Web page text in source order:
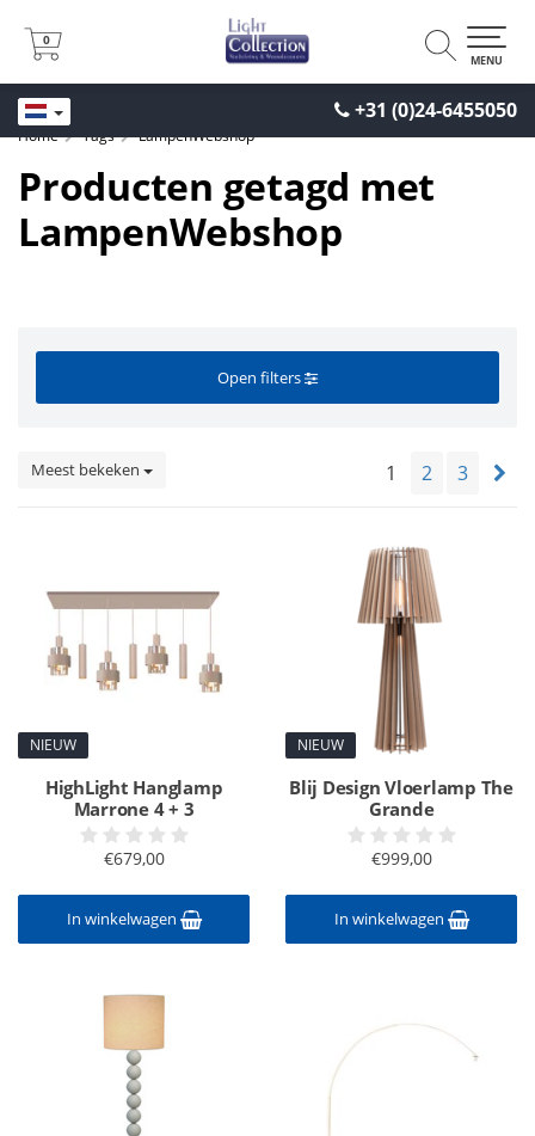
+31 (0)24-6455050
0
0
MENU
Home Tags LampenWebshop
Producten getagd met
LampenWebshop
Open filters
Meest bekeken 1 2 3
NIEUW
HighLight Hanglamp
Marrone 4 + 3
€679,00
In winkelwagen
NIEUW
Blij Design Vloerlamp The
Grande
€999,00
In winkelwagen